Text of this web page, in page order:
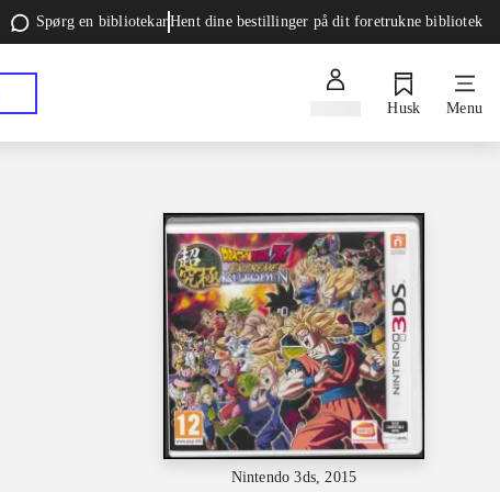
Spørg en bibliotekarHent dine bestillinger på dit foretrukne bibliotek
Husk Menu
Nintendo 3ds, 2015